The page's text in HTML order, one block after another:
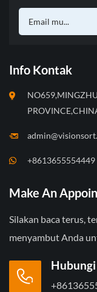
Info Kontak
+8613655554449
Make An
Silakan baca terus,
menyambut Anda